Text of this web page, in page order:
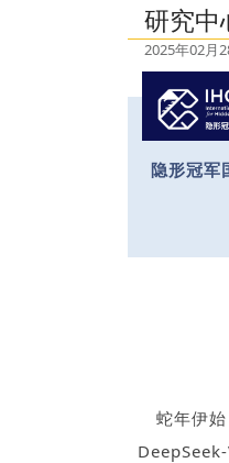
研究
2025年02月
隐形冠军
蛇年伊